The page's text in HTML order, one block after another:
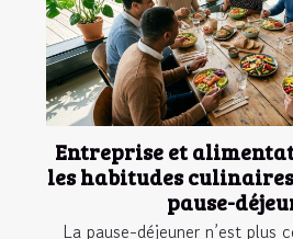
Entreprise et
les habitudes
pause-
La pause-déjeuner n’est plus